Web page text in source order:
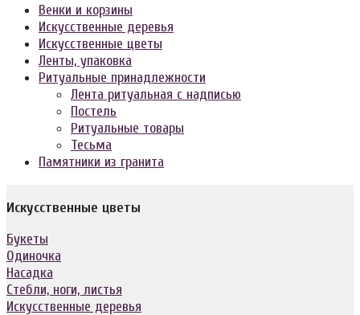
Венки и корзины
Искусственные деревья
Искусственные цветы
Ленты, упаковка
Ритуальные принадлежности
Лента ритуальная с надписью
Постель
Ритуальные товары
Тесьма
Памятники из гранита
Искусственные цветы
Букеты
Одиночка
Насадка
Стебли, ноги, листья
Искусственные деревья